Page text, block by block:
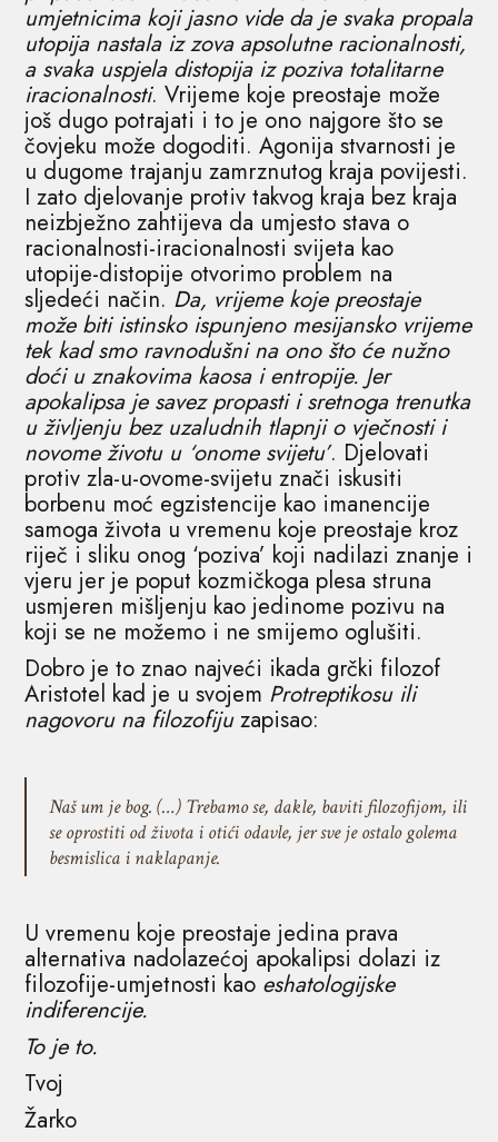
umjetnicima koji jasno vide da je svaka propala
utopija nastala iz zova apsolutne racionalnosti,
a svaka uspjela distopija iz poziva totalitarne
iracionalnosti. Vrijeme koje preostaje može
još dugo potrajati i to je ono najgore što se
čovjeku može dogoditi. Agonija stvarnosti je
u dugome trajanju zamrznutog kraja povijesti.
I zato djelovanje protiv takvog kraja bez kraja
neizbježno zahtijeva da umjesto stava o
racionalnosti-iracionalnosti svijeta kao
utopije-distopije otvorimo problem na
sljedeći način. Da, vrijeme koje preostaje
može biti istinsko ispunjeno mesijansko vrijeme
tek kad smo ravnodušni na ono što će nužno
doći u znakovima kaosa i entropije. Jer
apokalipsa je savez propasti i sretnoga trenutka
u življenju bez uzaludnih tlapnji o vječnosti i
novome životu u ‘onome svijetu’. Djelovati
protiv zla-u-ovome-svijetu znači iskusiti
borbenu moć egzistencije kao imanencije
samoga života u vremenu koje preostaje kroz
riječ i sliku onog ‘poziva’ koji nadilazi znanje i
vjeru jer je poput kozmičkoga plesa struna
usmjeren mišljenju kao jedinome pozivu na
koji se ne možemo i ne smijemo oglušiti.
Dobro je to znao najveći ikada grčki filozof
Aristotel kad je u svojem Protreptikosu ili
nagovoru na filozofijuzapisao:
Naš um je bog. (…) Trebamo se, dakle, baviti filozofijom, ili
se oprostiti od života i otići odavle, jer sve je ostalo golema
besmislica i naklapanje.
U vremenu koje preostaje jedina prava
alternativa nadolazećoj apokalipsi dolazi iz
filozofije-umjetnosti kao eshatologijske
indiferencije.
To je to.
Tvoj
Žarko